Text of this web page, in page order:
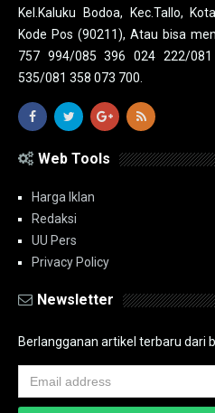
Kel.Kaluku Bodoa, Kec.Tallo,
Kode Pos (90211), Atau bisa
757 994/085 396 024 222/
535/081 358 073 700.
Web Tools
Harga Iklan
Redaksi
UU Pers
Privacy Policy
Newsletter
Berlangganan artikel terbaru dari